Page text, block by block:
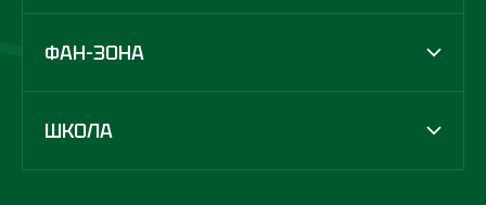
ФАН-ЗОНА
ШКОЛА